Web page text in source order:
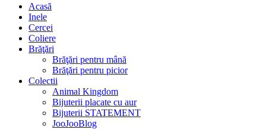
Acasă
Inele
Cercei
Coliere
Brăţări
Brăţări pentru mână
Brăţări pentru picior
Colectii
Animal Kingdom
Bijuterii placate cu aur
Bijuterii STATEMENT
JooJooBlog